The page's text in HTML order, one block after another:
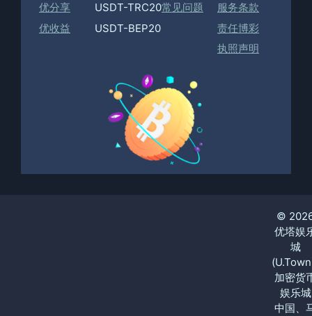
优分享
优收益
USDT-TRC20
USDT-BEP20
常见问题
服务条款
责任博彩
执照声明
©
优塔娱
城
加密货
娱乐城
中国、